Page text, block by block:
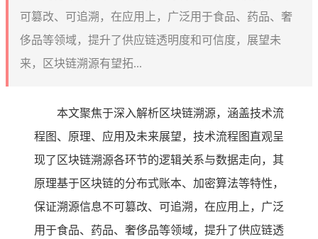
可篡改、可追溯，在应用上，广泛用于食品、药品、奢
侈品等领域，提升了供应链透明度和可信度，展望未
来，区块链溯源有望拓...
本文聚焦于深入解析区块链溯源，涵盖技术流
程图、原理、应用及未来展望，技术流程图直观呈
现了区块链溯源各环节的逻辑关系与数据走向，其
原理基于区块链的分布式账本、加密算法等特性，
保证溯源信息不可篡改、可追溯，在应用上，广泛
用于食品、药品、奢侈品等领域，提升了供应链透